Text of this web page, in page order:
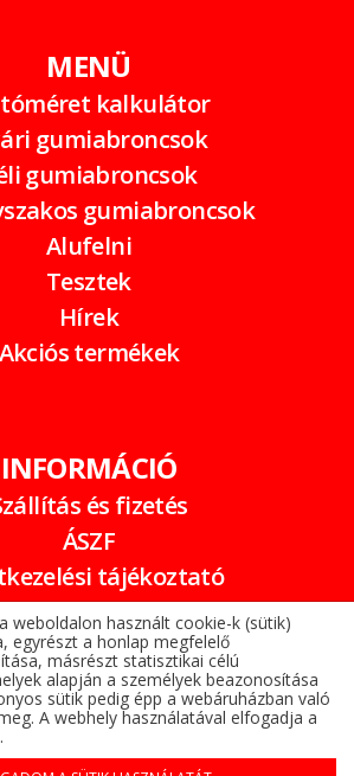
MENÜ
kalkulátor
gumiabroncsok
gumiabroncsok
gumiabroncsok
Alufelni
Tesztek
Hírek
Akciós termékek
INFORMÁCIÓ
és fizetés
ÁSZF
tájékoztató
Garancia
elállási nyilatkozat
weboldalon használt cookie-k (sütik)
egyrészt a honlap megfelelő
másrészt statisztikai célú
alapján a személyek beazonosítása
sütik pedig épp a webáruházban való
A webhely használatával elfogadja a